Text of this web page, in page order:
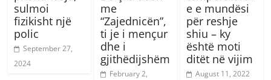
sulmoi
fizikisht një
polic
September 27,
2024
me
“Zajednicën”,
ti je i mençur
dhe i
gjithëdijshëm
February 2,
e e mundësi
për reshje
shiu – ky
është moti
ditët në vijim
August 11, 2022